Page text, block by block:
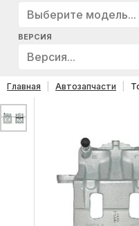
Выберите модель...
ВЕРСИЯ
Версия...
Главная Автозапчасти